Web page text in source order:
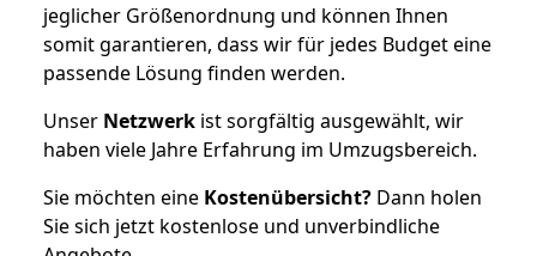
jeglicher Größenordnung und können Ihnen
somit garantieren, dass wir für jedes Budget eine
passende Lösung finden werden.
Unser Netzwerk ist sorgfältig ausgewählt, wir
haben viele Jahre Erfahrung im Umzugsbereich.
Sie möchten eine Kostenübersicht? Dann holen
Sie sich jetzt kostenlose und unverbindliche